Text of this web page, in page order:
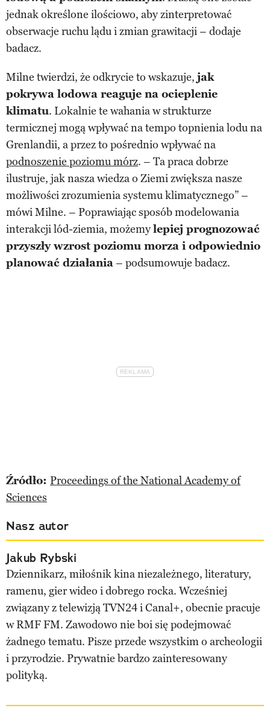
jednak określone ilościowo, aby zinterpretować
obserwacje ruchu lądu i zmian grawitacji – dodaje
badacz.
Milne twierdzi, że odkrycie to wskazuje, jak
pokrywa lodowa reaguje na ocieplenie
klimatu. Lokalnie te wahania w strukturze
termicznej mogą wpływać na tempo topnienia lodu na
Grenlandii, a przez to pośrednio wpływać na
podnoszenie poziomu mórz. – Ta praca dobrze
ilustruje, jak nasza wiedza o Ziemi zwiększa nasze
możliwości zrozumienia systemu klimatycznego” –
mówi Milne. – Poprawiając sposób modelowania
interakcji lód-ziemia, możemylepiej prognozować
przyszły wzrost poziomu morza i odpowiednio
planować działania– podsumowuje badacz.
Źródło: Proceedings of the National Academy of
Sciences
Nasz autor
Jakub Rybski
Dziennikarz, miłośnik kina niezależnego, literatury,
ramenu, gier wideo i dobrego rocka. Wcześniej
związany z telewizją TVN24 i Canal+, obecnie pracuje
w RMF FM. Zawodowo nie boi się podejmować
żadnego tematu. Pisze przede wszystkim o archeologii
i przyrodzie. Prywatnie bardzo zainteresowany
polityką.